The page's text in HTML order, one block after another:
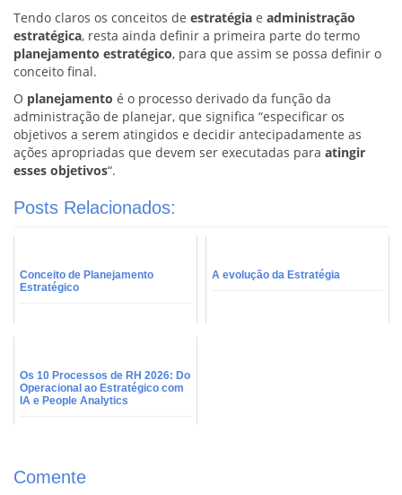
Tendo claros os conceitos de estratégia e administração
estratégica, resta ainda definir a primeira parte do termo
planejamento estratégico, para que assim se possa definir o
conceito final.
O planejamento é o processo derivado da função da
administração de planejar, que significa “especificar os
objetivos a serem atingidos e decidir antecipadamente as
ações apropriadas que devem ser executadas para atingir
esses objetivos“.
Posts Relacionados:
Conceito de Planejamento
Estratégico
A evolução da Estratégia
Os 10 Processos de RH 2026: Do
Operacional ao Estratégico com
IA e People Analytics
Comente